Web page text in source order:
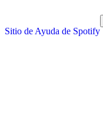
Sitio de Ayuda de Spotify